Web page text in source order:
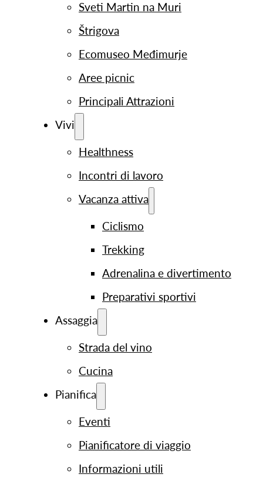
Sveti Martin na Muri
Štrigova
Ecomuseo Međimurje
Aree picnic
Principali Attrazioni
Vivi
Healthness
Incontri di lavoro
Vacanza attiva
Ciclismo
Trekking
Adrenalina e divertimento
Preparativi sportivi
Assaggia
Strada del vino
Cucina
Pianifica
Eventi
Pianificatore di viaggio
Informazioni utili